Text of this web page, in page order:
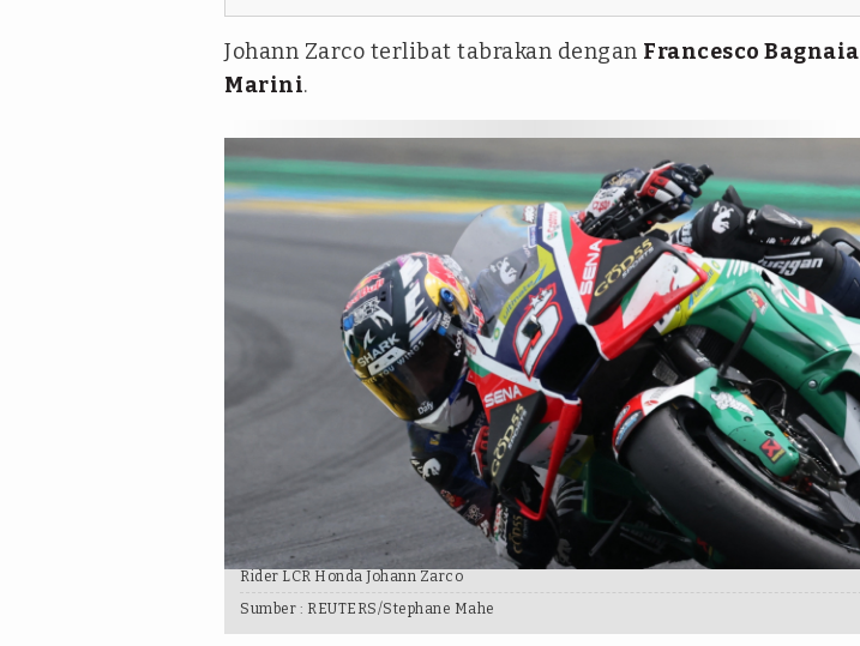
Johann Zarco terlibat tabrakan dengan Francesco Bagnaia
Marini.
Rider LCR Honda Johann Zarco
Sumber : REUTERS/Stephane Mahe